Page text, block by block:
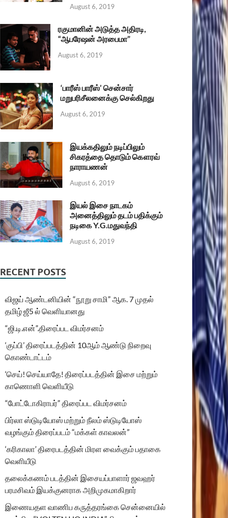
August 6, 2019
ரகுமானின் அடுத்த அதிரடி,
“ஆபரேஷன் அரபைமா”
August 6, 2019
‘பாரீஸ் பாரீஸ்’ சென்சார்
மறுபரிசீலனைக்கு செல்கிறது
August 6, 2019
இயக்கதிலும் நடிப்பிலும்
சிகரத்தை தொடும் கௌரவ்
நாராயணன்
August 6, 2019
இயல் இசை நாடகம்
அனைத்திலும் தடம் பதிக்கும்
நடிகை Y.G.மதுவந்தி
August 6, 2019
RECENT POSTS
விஜய் ஆண்டனியின் “நூறு சாமி” ஆக. 7 முதல்
தமிழ் ஜீ5 ல் வெளியானது
“ஜி.டி.என்”.திரைப்பட விமர்சனம்
‘குப்பி’ திரைப்படத்தின் 10ஆம் ஆண்டு நிறைவு
கொண்டாட்டம்
‘செய்! செய்யாதே! திரைப்படத்தின் இசை மற்றும்
காணொளி வெளியீடு
“போட்டோகிராபர்” திரைப்பட விமர்சனம்
பிர்லா ஸ்டுடியோஸ் மற்றும் நீலம் ஸ்டுடியோஸ்
வழங்கும் திரைப்படம் “மக்கள் காவலன்”
‘கரிகாலா’ திரைபடத்தின் மிரள வைக்கும் பதாகை
வெளியீடு
தலைக்கணம் படத்தின் இசையப்பாளார் ஜவஹர்
பரமசிவம் இயக்குனராக அறிமுகமாகிறார்
இணையதள வாணிப கருத்தரங்கை சென்னையில்